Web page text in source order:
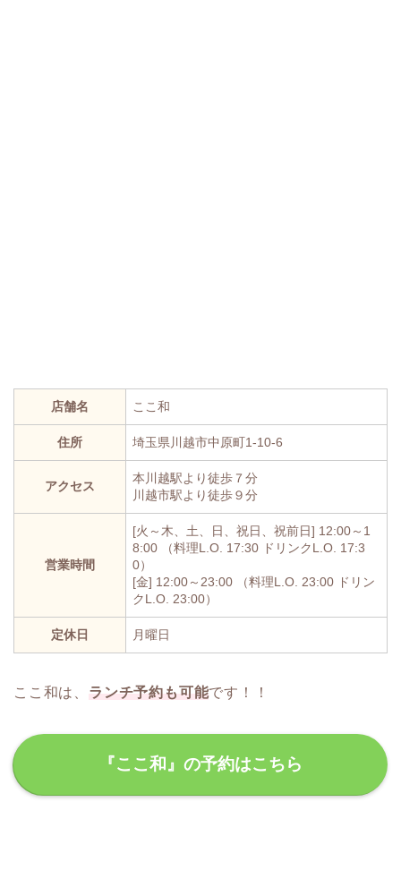
店舗名 ここ和
住所 埼玉県川越市中原町1-10-6
アクセス
本川越駅より徒歩７分
川越市駅より徒歩９分
営業時間
[火～木、土、日、祝日、祝前日] 12:00～1
8:00 （料理L.O. 17:30 ドリンクL.O. 17:3
0）
[金] 12:00～23:00 （料理L.O. 23:00 ドリン
クL.O. 23:00）
定休日 月曜日
ここ和は、 ランチ予約も可能です！！
『ここ和』の予約はこちら